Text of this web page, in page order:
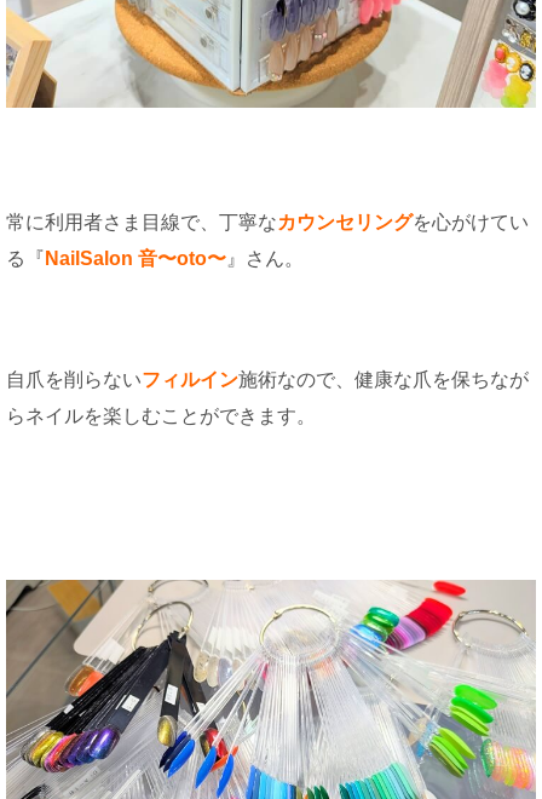
常に利用者さま目線で、丁寧なカウンセリングを心がけてい
る『 NailSalon 音〜oto〜 』さん。
自爪を削らないフィルイン施術なので、健康な爪を保ちなが
らネイルを楽しむことができます。